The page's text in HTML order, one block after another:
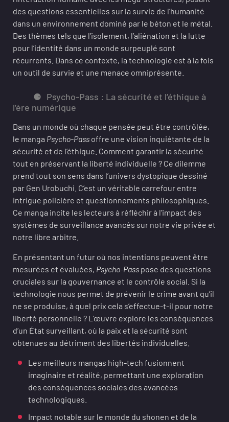
des questions essentielles sur la survie de l’humanité
dans un environnement dominé par le béton et le métal.
Des thèmes tels que l’isolement, l’aliénation et la lutte
pour l’identité dans un monde surpeuplé sont
récurrents. Dans ce contexte, la technologie est à la fois
un outil de survie et une menace omniprésente.
Psycho-Pass : La sécurité et l’éthique à
l’ère numérique
Dans un monde où chaque pensée peut être contrôlée,
le manga Psycho-Pass offre une vision inquiétante de la
sécurité et de l’éthique. Comment garantir la sécurité
tout en préservant la liberté individuelle ? Ce dilemme
prend tout son sens dans l’univers dystopique dessiné
par Gen Urobuchi. C’est un véritable carrefour entre
intrigue policière et questionnements philosophiques.
Ce manga incite les lecteurs à réfléchir à l’impact des
systèmes de surveillance avancés sur notre vie privée et
notre libre arbitre.
En présentant un futur où nos intentions peuvent être
mesurées et évaluées, Psycho-Pass pose des questions
cruciales sur la gouvernance et le contrôle social. Si la
technologie nous permet de prévenir le crime avant qu’il
ne se produise, à quel prix cela s’effectue-t-il pour notre
liberté personnelle ? L’œuvre explore les conséquences
d’un État surveillant, où la paix et la sécurité sont
obtenues au détriment des libertés individuelles.
Les meilleurs mangas high-tech fusionnent
imaginaire et réalité, permettant une exploration
des conséquences sociales des avancées
technologiques.
Impact notable sur le monde du shonen et de la